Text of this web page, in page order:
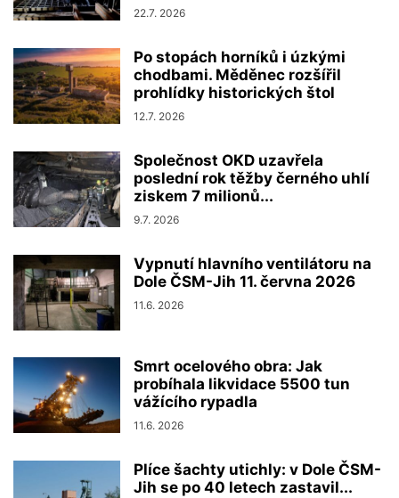
22.7. 2026
Po stopách horníků i úzkými
chodbami. Měděnec rozšířil
prohlídky historických štol
12.7. 2026
Společnost OKD uzavřela
poslední rok těžby černého uhlí
ziskem 7 milionů...
9.7. 2026
Vypnutí hlavního ventilátoru na
Dole ČSM-Jih 11. června 2026
11.6. 2026
Smrt ocelového obra: Jak
probíhala likvidace 5500 tun
vážícího rypadla
11.6. 2026
Plíce šachty utichly: v Dole ČSM-
Jih se po 40 letech zastavil...